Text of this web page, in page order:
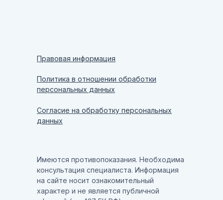
Политика в отношении обработки
персональных данных
Правовая информация
Согласие на обработку персональных
данных
Имеются противопоказания. Необходима
консультация специалиста. Информация
на сайте носит ознакомительный
характер и не является публичной